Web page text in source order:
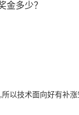
金多少？
,所以技术面向好有补涨